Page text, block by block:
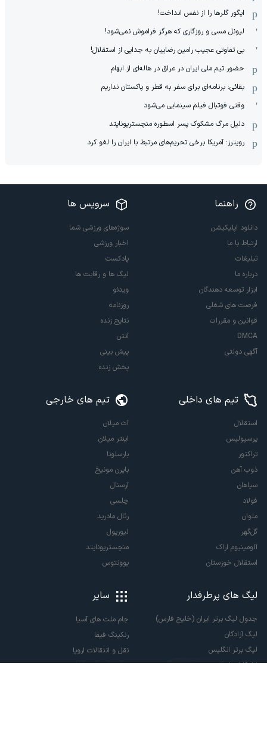
ایگور گلرها را از نفس انداخت!
لیونل مسی و روزگاری که هرگز فراموش نمی‌شود!
بی تفاوتی عجیب رامین رضاییان به جدایی از استقلال!
حضور تیم ملی ایران در عراق در هاله‌ای از ابهام
بقائی: برنامه‌ای برای سفر به قطر و پاکستان نداریم
وقتی فوتبال فیلم سینمایی می‌شود
دلیل مرگ مشکوک پسر اسطوره منچستریونایتد
رویترز: آمریکا برخی تحریم‌های مرتبط با ایران را لغو کرد
راهنما
دانلود اپلیکیشن
ارتباط با ما
تبلیغات
درباره ما
ابزار توسعه دهندگان
فرصت های شغلی
قوانین و مقررات
DMCA
آگهی دولتی
سرویس ها
سوژه‌های ورزشی شما
اخبار ورزشی
پادکست
لیگ ها و رقابت ها
ویدئو
روزنامه
نتایج زنده
آنتن
پیش بینی
پخش زنده
تیم های داخلی
استقلال
پرسپولیس
تراکتور
ذوب آهن
سپاهان
فولاد
ملوان
گل‌گهر
آلومینیوم اراک
استقلال خوزستان
تیم های خارجی
آث میلان
اینتر میلان
بارسلونا
بایرن مونیخ
آرسنال
چلسی
رئال مادرید
لیورپول
منچستریونایتد
یوونتوس
لیگ های پرطرفدار
جدول لیگ برتر ایران (خلیج فارس)
لیگ آزادگان
لیگ برتر انگلیس
لالیگا اسپانیا
سایر
جام ملت های آسیا
رنکینگ فیفا
نقل و انتقالات اروپا
نقل و انتقالات ایران